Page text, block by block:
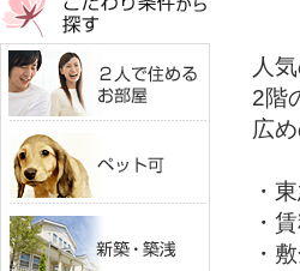
人
2階
広
・
・
・